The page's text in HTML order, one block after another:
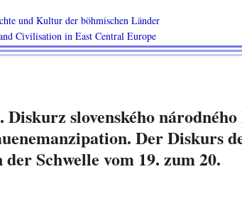
und Kultur der böhmischen Länder
Civilisation in East Central Europe
slovenského
Der Diskurs
Schwelle vom 19. zum 20.